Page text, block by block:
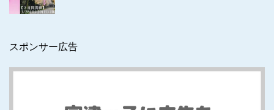
スポンサー広告